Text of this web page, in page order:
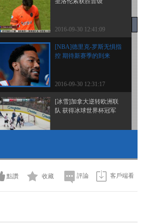
2016-09-30 12:41:09
[NBA]德里克-罗斯无惧指
控 期待新赛季的到来
2016-09-30 12:31:17
[冰雪]加拿大逆转欧洲联
队 获得冰球世界杯冠军
2016-09-30 12:24:10
华附中不敌台湾泰山高中
點讚 收藏 評論 客戶端看